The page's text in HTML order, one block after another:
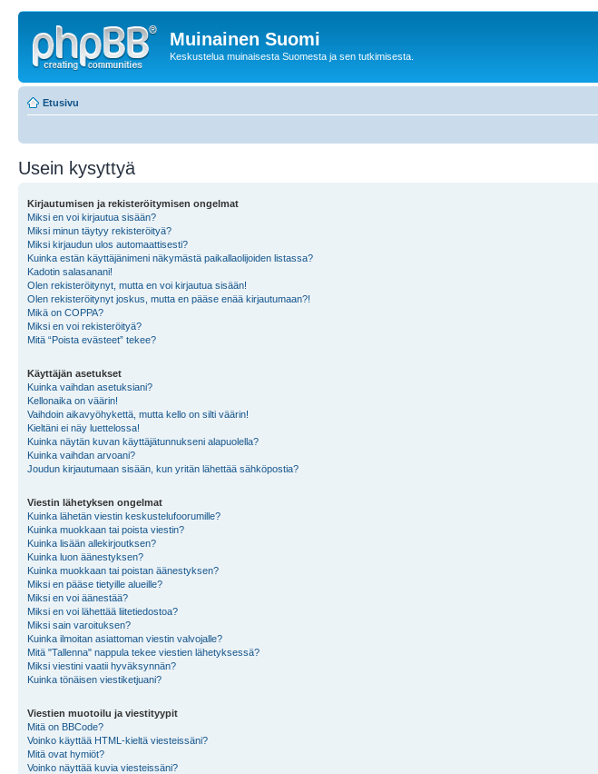
Muinainen Suomi
Keskustelua muinaisesta Suomesta ja sen tutkimisesta.
Etusivu
Usein kysyttyä
Kirjautumisen ja rekisteröitymisen ongelmat
Miksi en voi kirjautua sisään?
Miksi minun täytyy rekisteröityä?
Miksi kirjaudun ulos automaattisesti?
Kuinka estän käyttäjänimeni näkymästä paikallaolijoiden listassa?
Kadotin salasanani!
Olen rekisteröitynyt, mutta en voi kirjautua sisään!
Olen rekisteröitynyt joskus, mutta en pääse enää kirjautumaan?!
Mikä on COPPA?
Miksi en voi rekisteröityä?
Mitä “Poista evästeet” tekee?
Käyttäjän asetukset
Kuinka vaihdan asetuksiani?
Kellonaika on väärin!
Vaihdoin aikavyöhykettä, mutta kello on silti väärin!
Kieltäni ei näy luettelossa!
Kuinka näytän kuvan käyttäjätunnukseni alapuolella?
Kuinka vaihdan arvoani?
Joudun kirjautumaan sisään, kun yritän lähettää sähköpostia?
Viestin lähetyksen ongelmat
Kuinka lähetän viestin keskustelufoorumille?
Kuinka muokkaan tai poista viestin?
Kuinka lisään allekirjoutksen?
Kuinka luon äänestyksen?
Kuinka muokkaan tai poistan äänestyksen?
Miksi en pääse tietyille alueille?
Miksi en voi äänestää?
Miksi en voi lähettää liitetiedostoa?
Miksi sain varoituksen?
Kuinka ilmoitan asiattoman viestin valvojalle?
Mitä "Tallenna" nappula tekee viestien lähetyksessä?
Miksi viestini vaatii hyväksynnän?
Kuinka tönäisen viestiketjuani?
Viestien muotoilu ja viestityypit
Mitä on BBCode?
Voinko käyttää HTML-kieltä viesteissäni?
Mitä ovat hymiöt?
Voinko näyttää kuvia viesteissäni?